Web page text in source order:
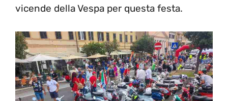
vicende della Vespa per questa festa.